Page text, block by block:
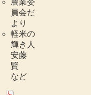
農業委
員会だ
より
軽米の
輝き人
安藤
賢
など